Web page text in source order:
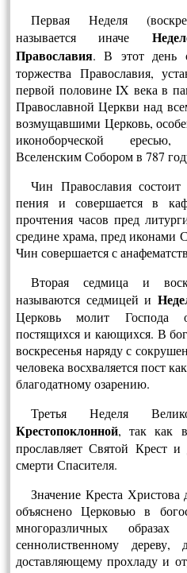
Первая Неделя
называется иначе
Православия. В этот день
торжества Православия,
первой половине IX века в
Православной Церкви над
возмущавшими Церковь,
иконоборческой
Вселенским Собором в 787
Чин Православия
пения и совершается в
прочтения часов пред
средине храма, пред иконами
Чин совершается с
Вторая седмица и
называются седмицей и
Церковь молит Господа
постящихся и кающихся. В
воскресенья наряду с
человека восхваляется пост
благодатному озарению.
Третья Неделя
Крестопоклонной, так как в
прославляет Святой Крест
смерти Спасителя.
Значение Креста
объяснено Церковью в
многоразличных
сеннолиственному
доставляющему прохладу и